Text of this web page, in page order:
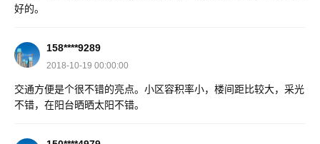
好的。
158****9289
2018-10-19 00:00:00
交通方便是个很不错的亮点。小区容积率小，楼间距比较大，采光
不错，在阳台晒晒太阳不错。